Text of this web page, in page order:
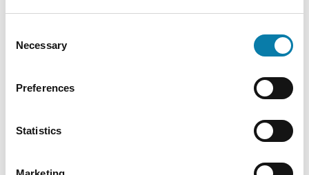
Selection
Necessary
Preferences
Statistics
Vauvauinti
Kuntosalin järjestyssäännöt